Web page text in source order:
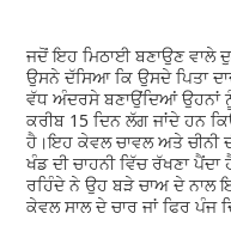
ਜਦੋਂ ਇਹ ਮਿਠਾਈ ਬਣਾਉਣ ਵਾਲੇ
ਉਸਨੇ ਦੱਸਿਆ ਕਿ ਉਸਦੇ ਪਿਤਾ
ਵੱਧ ਅੰਦਰਸੇ ਬਣਾਉਂਦਿਆਂ ਉਹਨਾਂ
ਕਰੀਬ 15 ਦਿਨ ਲੱਗ ਜਾਂਦੇ ਹਨ
ਹੈ।ਇਹ ਕੇਵਲ ਚਾਵਲ ਅਤੇ ਚੀਨੀ
ਖੰਡ ਦੀ ਚਾਹਨੀ ਵਿੱਚ ਰੱਖਣਾ
ਰਹਿੰਦੇ ਨੇ ਉਹ ਬੜੇ ਚਾਅ ਦੇ ਨਾਲ
ਕੇਵਲ ਸਾਲ ਦੇ ਚਾਰ ਜਾਂ ਫਿਰ ਪੰਜ